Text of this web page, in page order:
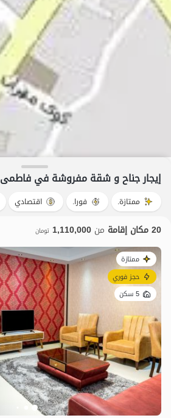
إيجار جناح و شقة مفروشة في فاطمی
ممتازة. فورا. اقتصادي
20 مكان إقامة من 1,110,000 تومان
ممتازة
حجز فوري
5 سكن